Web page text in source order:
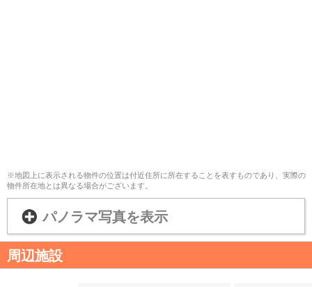
※地図上に表示される物件の位置は付近住所に所在することを表すものであり、実際の
物件所在地とは異なる場合がございます。
パノラマ写真を表示
周辺施設